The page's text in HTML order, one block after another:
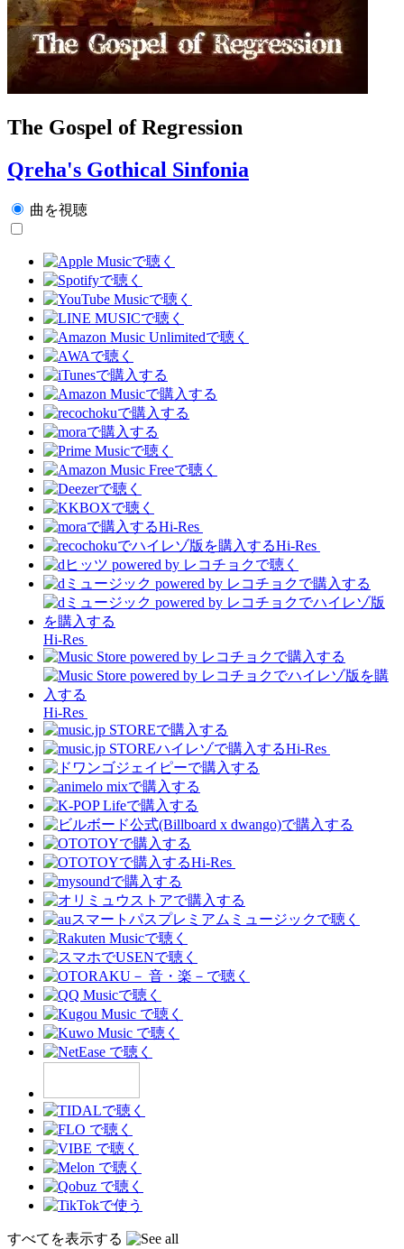
The Gospel of Regression
Qreha's Gothical Sinfonia
曲を視聴
Hi-Res
Hi-Res
Hi-Res
Hi-Res
Hi-Res
Hi-Res
すべてを表示する